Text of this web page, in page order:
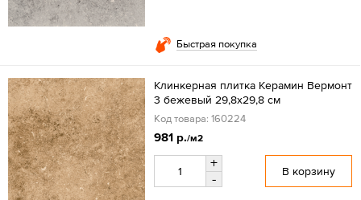
Быстрая покупка
Клинкерная плитка Керамин Вермонт
3 бежевый 29,8х29,8 см
Код товара: 160224
981 р./м2
+
-
В корзину